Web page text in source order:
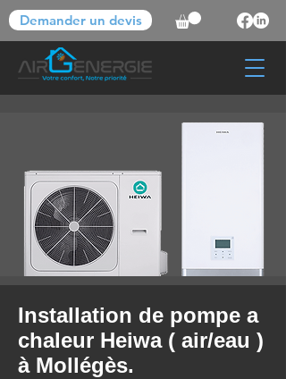
Demander un devis
Installation de pompe a
chaleur Heiwa ( air/eau )
à Mollégès.